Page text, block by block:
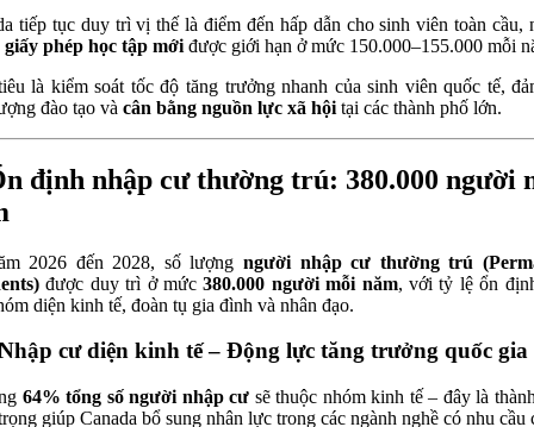
tiếp tục duy trì vị thế là điểm đến hấp dẫn cho sinh viên toàn cầu,
giấy phép học tập mới được giới hạn ở mức 150.000–155.000 mỗi
là kiểm soát tốc độ tăng trưởng nhanh của sinh viên quốc tế,
đào tạo và cân bằng nguồn lực xã hội tại các thành phố lớn.
định nhập cư thường trú: 380.000 người
2026 đến 2028, số lượngngười nhập cư thường trú
được duy trì ở mức380.000 người mỗi năm, với tỷ lệ ổn
diện kinh tế, đoàn tụ gia đình và nhân đạo.
cư diện kinh tế – Động lực tăng trưởng quốc gia
64% tổng số người nhập cư sẽ thuộc nhóm kinh tế – đây là
giúp Canada bổ sung nhân lực trong các ngành nghề có nhu cầu